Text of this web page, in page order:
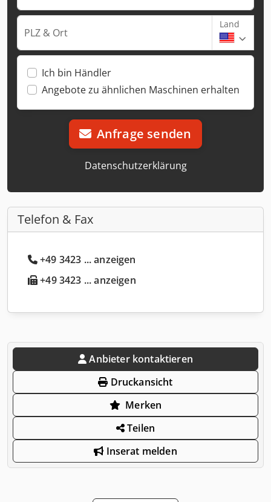
PLZ & Ort
Land
Ich bin Händler
Angebote zu ähnlichen Maschinen erhalten
Anfrage senden
Datenschutzerklärung
Telefon & Fax
+49 3423 ... anzeigen
+49 3423 ... anzeigen
Anbieter kontaktieren
Druckansicht
Merken
Teilen
Inserat melden